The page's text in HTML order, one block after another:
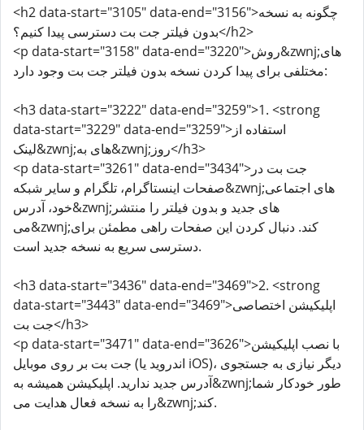
<h2 data-start="3105" data-end="3156">چگونه به نسخه
بدون فیلتر جت بت دسترسی پیدا کنیم؟</h2>
<p data-start="3158" data-end="3220">روش&zwnj;های
مختلفی برای پیدا کردن نسخه بدون فیلتر جت بت وجود دارد:
<h3 data-start="3222" data-end="3259">1. <strong
data-start="3229" data-end="3259">استفاده از
لینک&zwnj;های به&zwnj;روز</h3>
<p data-start="3261" data-end="3434">جت بت در
صفحات اینستاگرام، تلگرام و سایر شبکه&zwnj;های اجتماعی
خود، آدرس&zwnj;های جدید و بدون فیلتر را منتشر
می&zwnj;کند. دنبال کردن این صفحات راهی مطمئن برای
دسترسی سریع به نسخه جدید است.
<h3 data-start="3436" data-end="3469">2. <strong
data-start="3443" data-end="3469">اپلیکیشن اختصاصی
جت بت</h3>
<p data-start="3471" data-end="3626">با نصب اپلیکیشن
جت بت بر روی موبایل (اندروید یا iOS)، دیگر نیازی به جستجوی
آدرس جدید ندارید. اپلیکیشن همیشه به&zwnj;طور خودکار شما
را به نسخه فعال هدایت می&zwnj;کند.